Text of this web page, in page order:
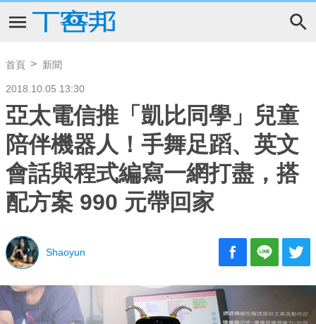
首頁 新聞
2018.10.05 13:30
亞太電信推「凱比同學」兒童
陪伴機器人！手舞足蹈、英文
會話與程式編寫一網打盡，搭
配方案 990 元帶回家
Shaoyun